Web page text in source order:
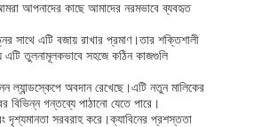
আপনাদের কাছে আমাদের নরমভাবে ব্যবহৃত
সাথে এটি বজায় রাখার প্রমাণ।তার শক্তিশালী
এটি তুলনামূলকভাবে সহজে কঠিন কাজগুলি
ল্যান্ডস্কেপে অবদান রেখেছে।এটি নতুন মালিকের
বিভিন্ন গন্তব্যে পাঠানো যেতে পারে।
দৃশ্যমানতা সরবরাহ করে।ক্যাবিনের প্রশস্ততা